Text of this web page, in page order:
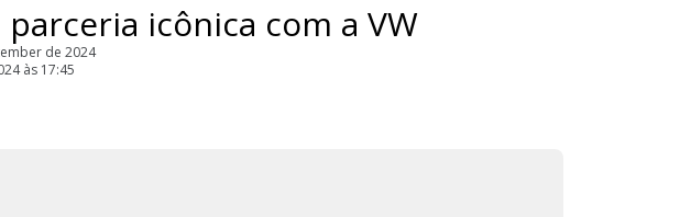
icônica com a VW
de 2024
às 17:45